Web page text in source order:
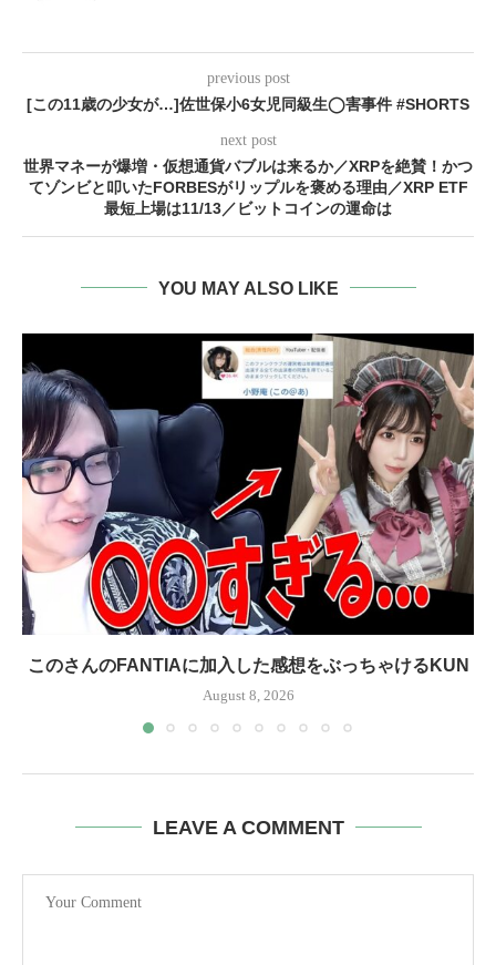
previous post
[この11歳の少女が…]佐世保小6女児同級生◯害事件 #SHORTS
next post
世界マネーが爆増・仮想通貨バブルは来るか／XRPを絶賛！かつ
てゾンビと叩いたFORBESがリップルを褒める理由／XRP ETF
最短上場は11/13／ビットコインの運命は
YOU MAY ALSO LIKE
このさんのFANTIAに加入した感想をぶっちゃけるKUN
August 8, 2026
LEAVE A COMMENT